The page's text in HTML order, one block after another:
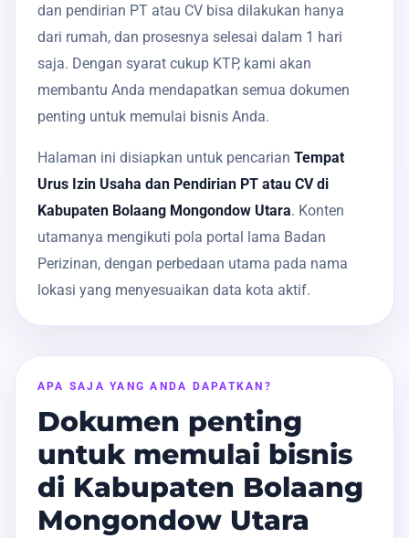
dan pendirian PT atau CV bisa dilakukan hanya
dari rumah, dan prosesnya selesai dalam 1 hari
saja. Dengan syarat cukup KTP, kami akan
membantu Anda mendapatkan semua dokumen
penting untuk memulai bisnis Anda.
Halaman ini disiapkan untuk pencarian Tempat
Urus Izin Usaha dan Pendirian PT atau CV di
Kabupaten Bolaang Mongondow Utara. Konten
utamanya mengikuti pola portal lama Badan
Perizinan, dengan perbedaan utama pada nama
lokasi yang menyesuaikan data kota aktif.
APA SAJA YANG ANDA DAPATKAN?
Dokumen penting
untuk memulai bisnis
di Kabupaten Bolaang
Mongondow Utara